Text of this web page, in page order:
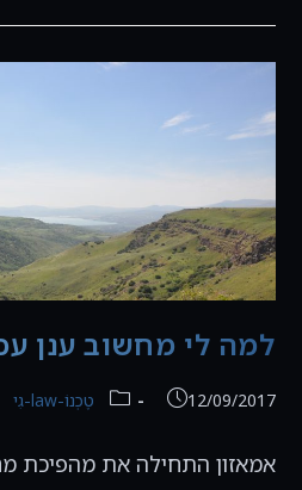
תהליכים
אקסל
למה לי מחשוב ענן
פורסם:
12/09/2017 קטגוריה:
טֶכְנוֹ-law-גִי
אמאזון התחילה את מהפיכת